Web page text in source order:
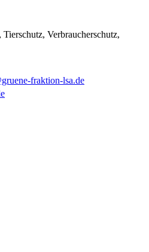
Verbraucherschutz,
fraktion-lsa.de